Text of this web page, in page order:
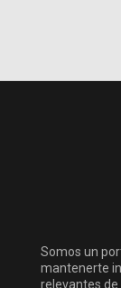
Somos un
mantenerte
relevantes de